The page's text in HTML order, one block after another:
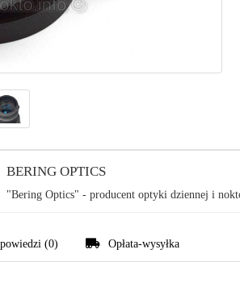
BERING OPTICS
"Bering Optics" - producent optyki dziennej i
(0) Opłata-wysyłka